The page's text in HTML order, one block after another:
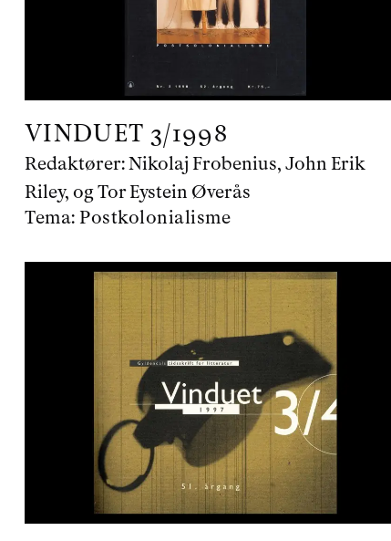
VINDUET 3/1998
Redaktører:Nikolaj Frobenius, John Erik
Riley, og Tor Eystein Øverås
Tema:Postkolonialisme